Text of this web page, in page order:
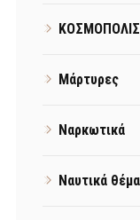
Μάρτυρες
Ναρκωτικά
Ναυτικά